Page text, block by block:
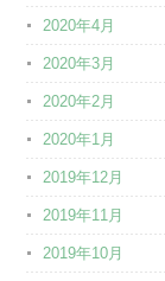
2020年4月
2020年3月
2020年2月
2020年1月
2019年12月
2019年11月
2019年10月